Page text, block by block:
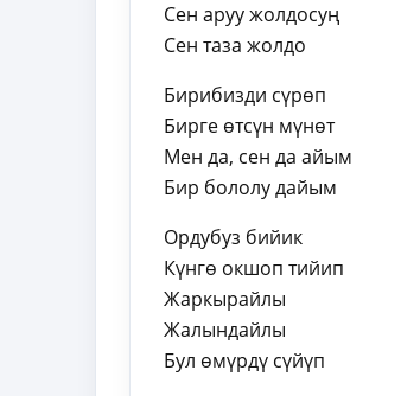
Сен аруу жолдосуң
Сен таза жолдо
Бирибизди сүрөп
Бирге өтсүн мүнөт
Мен да, сен да айым
Бир бололу дайым
Ордубуз бийик
Күнгө окшоп тийип
Жаркырайлы
Жалындайлы
Бул өмүрдү сүйүп